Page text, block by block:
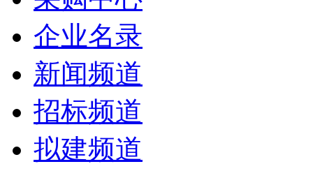
企业名录
新闻频道
招标频道
拟建频道